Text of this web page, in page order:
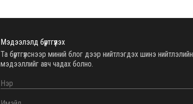
Мэдээлэлд бүртгүүлэх
Та бүртгүүлснээр миний блог дээр нийтлэгдэх шинэ нийтлэлийн
мэдээллийг авч чадах болно.